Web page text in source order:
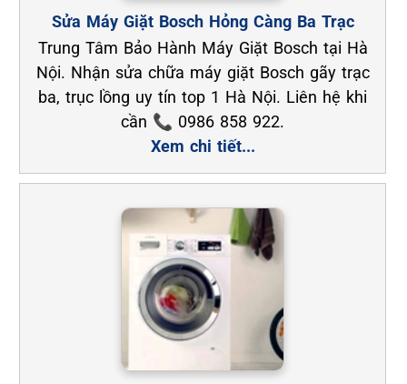
Sửa Máy Giặt Bosch Hỏng Càng Ba Trạc
Trung Tâm Bảo Hành Máy Giặt Bosch tại Hà
Nội. Nhận sửa chữa máy giặt Bosch gãy trạc
ba, trục lồng uy tín top 1 Hà Nội. Liên hệ khi
cần 📞 0986 858 922.
Xem chi tiết...